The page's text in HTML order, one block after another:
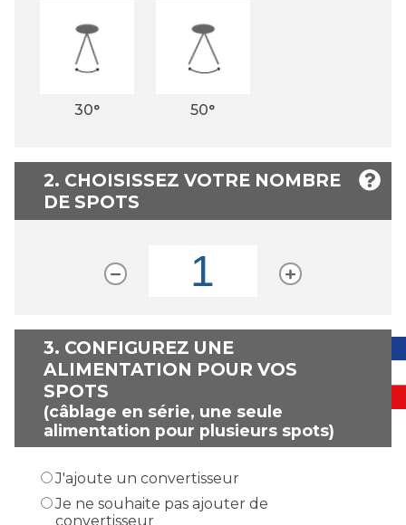
30° 50°
2. CHOISISSEZ VOTRE NOMBRE
DE SPOTS
3. CONFIGUREZ UNE
ALIMENTATION POUR VOS
SPOTS
(câblage en série, une seule
alimentation pour plusieurs spots)
J'ajoute un convertisseur
Je ne souhaite pas ajouter de
convertisseur